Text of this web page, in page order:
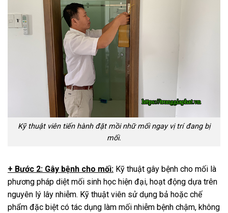
Kỹ thuật viên tiến hành đặt mồi nhữ mối ngay vị trí đang bị
mối.
+ Bước 2: Gây bệnh cho mối: Kỹ thuật gây bệnh cho mối là
phương pháp diệt mối sinh học hiện đại, hoạt động dựa trên
nguyên lý lây nhiễm. Kỹ thuật viên sử dụng bả hoặc chế
phẩm đặc biệt có tác dụng làm mối nhiễm bệnh chậm, không